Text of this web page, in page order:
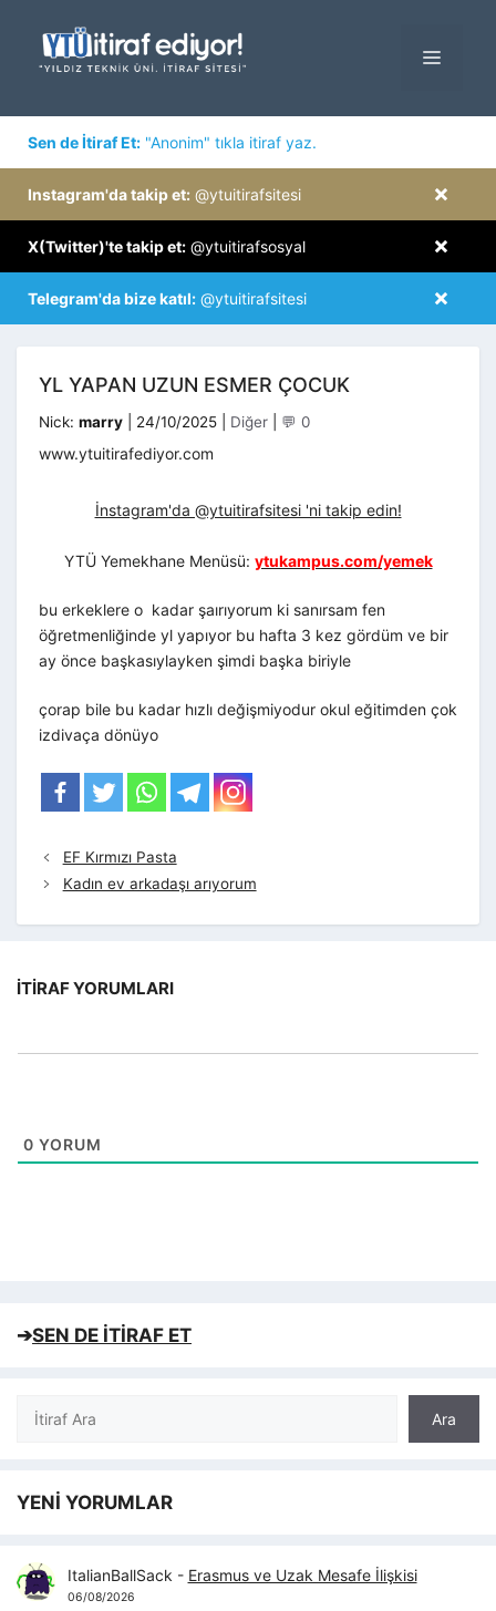
MENÜ
Sen de İtiraf Et: "Anonim" tıkla itiraf yaz.
×
Instagram'da takip et: @ytuitirafsitesi
×
X(Twitter)'te takip et: @ytuitirafsosyal
×
Telegram'da bize katıl: @ytuitirafsitesi
YL YAPAN UZUN ESMER ÇOCUK
Nick: marry 24/10/2025 Kategoriler
Diğer 💬 0
www.ytuitirafediyor.com
İnstagram'da @ytuitirafsitesi 'ni takip edin!
YTÜ Yemekhane Menüsü: ytukampus.com/yemek
bu erkeklere o kadar şaırıyorum ki sanırsam fen
öğretmenliğinde yl yapıyor bu hafta 3 kez gördüm ve bir
ay önce başkasıylayken şimdi başka biriyle
çorap bile bu kadar hızlı değişmiyodur okul eğitimden çok
izdivaça dönüyo
EF Kırmızı Pasta
Kadın ev arkadaşı arıyorum
İTIRAF YORUMLARI
0 YORUM
➔SEN DE İTİRAF ET
Ara
Ara
YENİ YORUMLAR
ItalianBallSack - Erasmus ve Uzak Mesafe İlişkisi
06/08/2026